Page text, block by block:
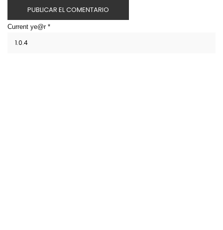
Current ye@r *